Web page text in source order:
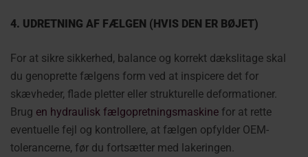
4. UDRETNING AF FÆLGEN (HVIS DEN ER BØJET)
For at sikre sikkerhed, balance og korrekt dækslitage skal
du genoprette fælgens form ved at inspicere det for
skævheder, flade pletter eller strukturelle deformationer.
Brug en hydraulisk fælgopretningsmaskine for at rette
eventuelle fejl og kontrollere, at fælgen opfylder OEM-
tolerancerne, før du fortsætter med lakeringen.